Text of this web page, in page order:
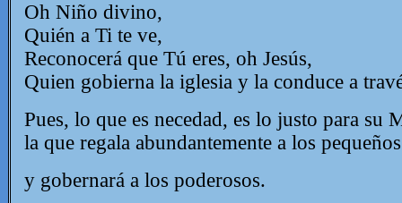
Oh Niño divino,
Quién a Ti te ve,
Reconocerá que Tú eres, oh Jesús,
Quien gobierna la iglesia y la conduce a
Pues, lo que es necedad, es lo justo para su
la que regala abundantemente a los pequeños
y gobernará a los poderosos.